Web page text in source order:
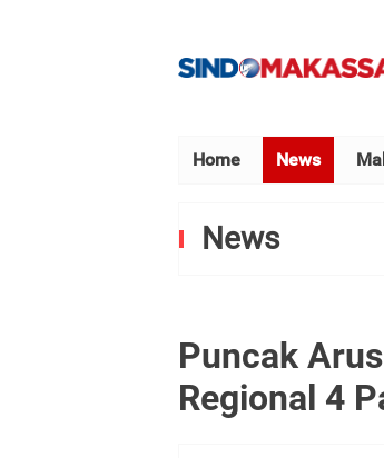
Home News
News
Puncak
Regional 4